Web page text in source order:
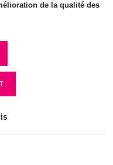
de la qualité des